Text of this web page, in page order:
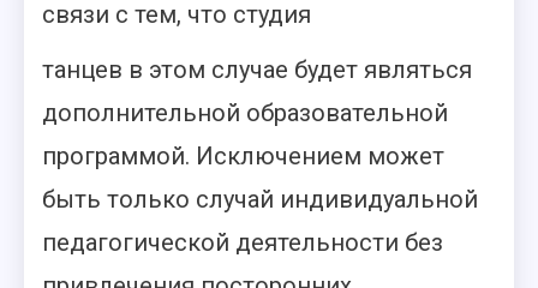
связи с тем, что студия
танцев в этом случае будет являться
дополнительной образовательной
программой. Исключением может
быть только случай индивидуальной
педагогической деятельности без